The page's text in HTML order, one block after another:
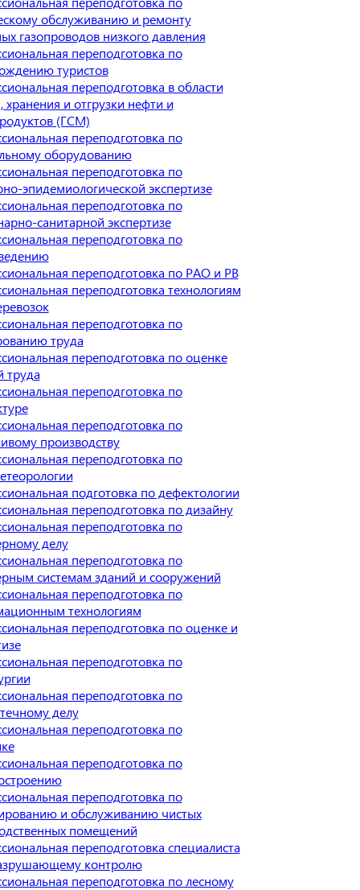
обслуживанию и ремонту
газопроводов низкого давления
переподготовка по
туристов
переподготовка в области
хранения и отгрузки нефти и
(ГСМ)
переподготовка по
оборудованию
переподготовка по
эпидемиологической экспертизе
переподготовка по
санитарной экспертизе
переподготовка по
переподготовка по РАО и РВ
переподготовка технологиям
переподготовка по
труда
переподготовка по оценке
труда
переподготовка по
переподготовка по
производству
переподготовка по
подготовка по дефектологии
переподготовка по дизайну
переподготовка по
делу
переподготовка по
системам зданий и сооружений
переподготовка по
технологиям
переподготовка по оценке и
переподготовка по
переподготовка по
делу
переподготовка по
переподготовка по
переподготовка по
и обслуживанию чистых
помещений
переподготовка специалиста
контролю
переподготовка по лесному